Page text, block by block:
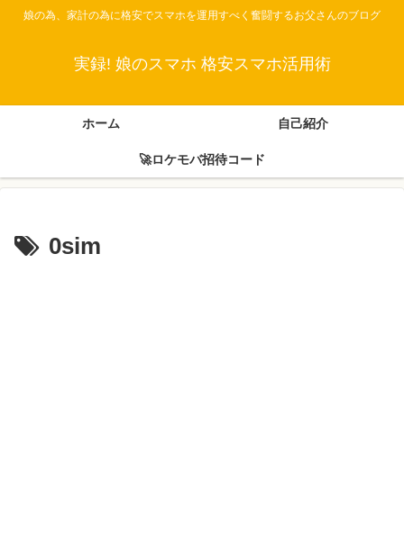
娘の為、家計の為に格安でスマホを運用すべく奮闘するお父さんのブログ
実録! 娘のスマホ 格安スマホ活用術
ホーム 自己紹介
🚀ロケモバ招待コード
0sim